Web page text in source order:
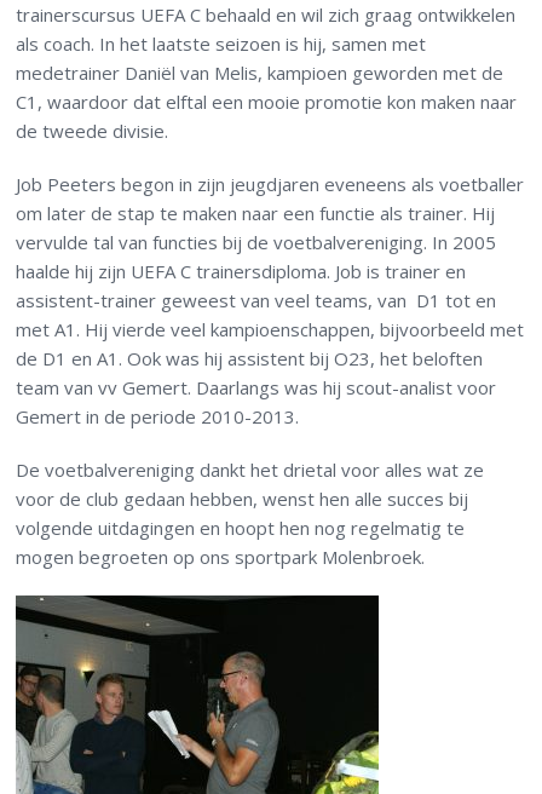
trainerscursus UEFA C behaald en wil zich graag ontwikkelen
als coach. In het laatste seizoen is hij, samen met
medetrainer Daniël van Melis, kampioen geworden met de
C1, waardoor dat elftal een mooie promotie kon maken naar
de tweede divisie.
Job Peeters begon in zijn jeugdjaren eveneens als voetballer
om later de stap te maken naar een functie als trainer. Hij
vervulde tal van functies bij de voetbalvereniging. In 2005
haalde hij zijn UEFA C trainersdiploma. Job is trainer en
assistent-trainer geweest van veel teams, van D1 tot en
met A1. Hij vierde veel kampioenschappen, bijvoorbeeld met
de D1 en A1. Ook was hij assistent bij O23, het beloften
team van vv Gemert. Daarlangs was hij scout-analist voor
Gemert in de periode 2010-2013.
De voetbalvereniging dankt het drietal voor alles wat ze
voor de club gedaan hebben, wenst hen alle succes bij
volgende uitdagingen en hoopt hen nog regelmatig te
mogen begroeten op ons sportpark Molenbroek.